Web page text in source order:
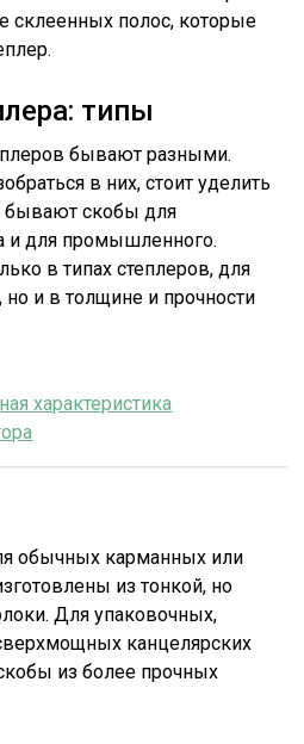
склеенных полос, которые
типы
бывают разными.
в них, стоит уделить
бывают скобы для
и для промышленного.
в типах степлеров, для
и в толщине и прочности
характеристика
обычных карманных или
из тонкой, но
Для упаковочных,
канцелярских
из более прочных